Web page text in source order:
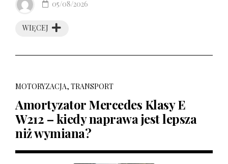
WIĘCEJ
05/08/2026
MOTORYZACJA, TRANSPORT
Amortyzator Mercedes Klasy E
W212 – kiedy naprawa jest lepsza
niż wymiana?